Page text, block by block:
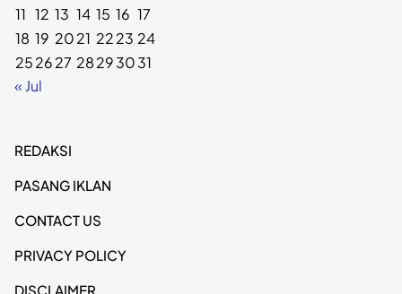
11 12 13 14 15 16 17
18 19 2021 2223 24
252627 28293031
« Jul
REDAKSI
PASANG IKLAN
CONTACT US
PRIVACY POLICY
DISCLAIMER